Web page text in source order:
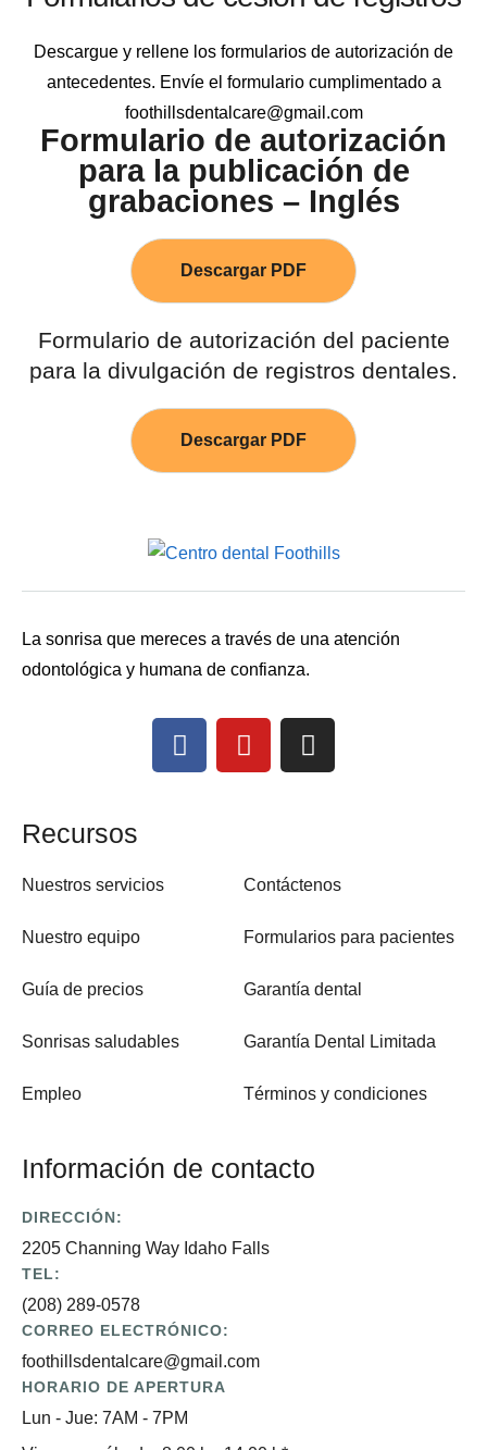
Descargue y rellene los formularios de autorización de
antecedentes. Envíe el formulario cumplimentado a
foothillsdentalcare@gmail.com
Formulario de autorización
para la publicación de
grabaciones – Inglés
Descargar PDF
Formulario de autorización del paciente
para la divulgación de registros dentales.
Descargar PDF
La sonrisa que mereces a través de una atención
odontológica y humana de confianza.
Recursos
Nuestros servicios
Nuestro equipo
Guía de precios
Sonrisas saludables
Empleo
Contáctenos
Formularios para pacientes
Garantía dental
Garantía Dental Limitada
Términos y condiciones
Información de contacto
DIRECCIÓN:
2205 Channing Way Idaho Falls
TEL:
(208) 289-0578
CORREO ELECTRÓNICO:
foothillsdentalcare@gmail.com
HORARIO DE APERTURA
Lun - Jue: 7AM - 7PM